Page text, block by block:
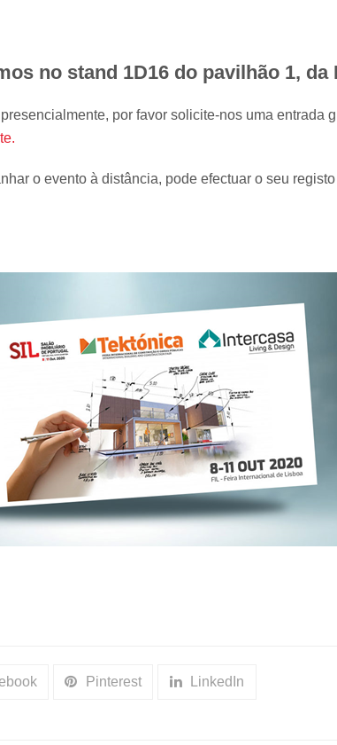
no stand 1D16 do pavilhão 1, da
por favor solicite-nos uma entrada
o evento à distância, pode efectuar o seu
Pinterest LinkedIn